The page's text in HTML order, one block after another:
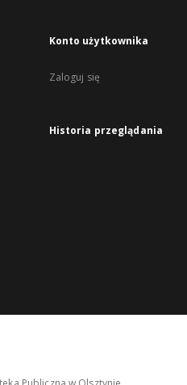
Konto użytkownika
Zaloguj się
Historia przeglądania